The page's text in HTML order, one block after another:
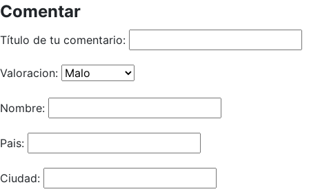
Comentar
Título de tu comentario:
Valoracion:
Nombre:
Pais:
Ciudad: